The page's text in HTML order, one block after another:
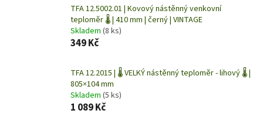
TFA 12.5002.01 | Kovový nástěnný venkovní
teploměr 🌡️ | 410 mm | černý | VINTAGE
Skladem (8 ks)
349 Kč
TFA 12.2015 | 🌡️ VELKÝ nástěnný teploměr - lihový 🌡️ |
805×104 mm
Skladem (5 ks)
1 089 Kč